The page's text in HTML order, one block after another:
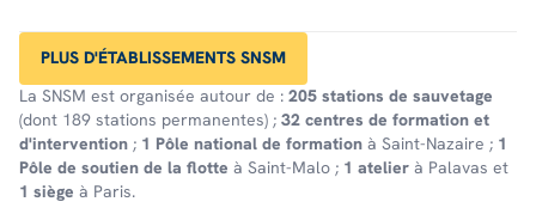
PLUS D'ÉTABLISSEMENTS SNSM
La SNSM est organisée autour de : 205 stations de sauvetage
(dont 189 stations permanentes) ; 32 centres de formation et
d'intervention ; 1 Pôle national de formation à Saint-Nazaire ; 1
Pôle de soutien de la flotte à Saint-Malo ; 1 atelier à Palavas et
1 siège à Paris.